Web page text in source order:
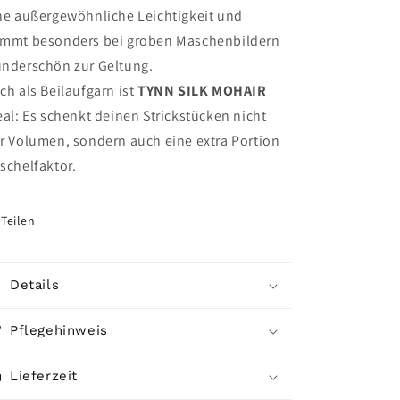
außergewöhnliche Leichtigkeit und
besonders bei groben Maschenbildern
zur Geltung.
als Beilaufgarn istTYNN SILK MOHAIR
Es schenkt deinen Strickstücken nicht
Volumen, sondern auch eine extra Portion
Teilen
Details
Pflegehinweis
Lieferzeit